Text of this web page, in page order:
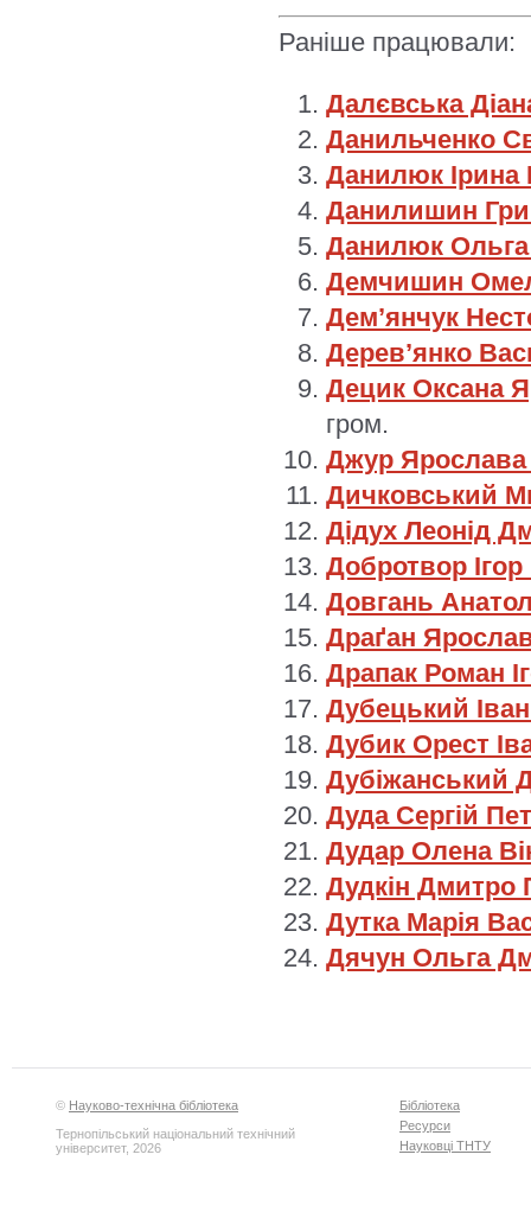
Раніше працювали:
Далєвська
Данильченко
Данилюк Ірина
Данилишин
Данилюк Ольга
Демчишин
Дем’янчук
Дерев’янко
Децик Оксана
гром.
Джур Ярослава
Дичковський
Дідух Леонід
Добротвор
Довгань
Драґан
Драпак Роман
Дубецький
Дубик Орест
Дубіжанський
Дуда Сергій
Дудар Олена
Дудкін Дмитро
Дутка Марія
Дячун Ольга
© Науково-технічна бібліотека
Тернопільський національний технічний
університет, 2026
Бібліотека
Ресурси
Науковці ТНТУ